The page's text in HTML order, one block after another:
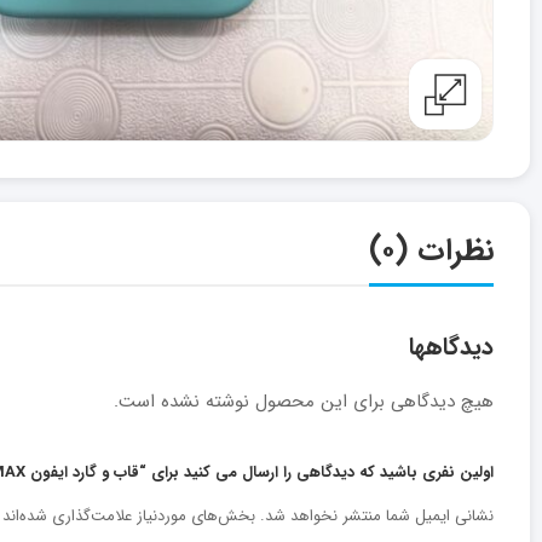
نظرات (۰)
دیدگاهها
هیچ دیدگاهی برای این محصول نوشته نشده است.
اولین نفری باشید که دیدگاهی را ارسال می کنید برای “قاب و گارد ایفون ۱۶PRO MAX”
نشانی ایمیل شما منتشر نخواهد شد. بخش‌های موردنیاز علامت‌گذاری